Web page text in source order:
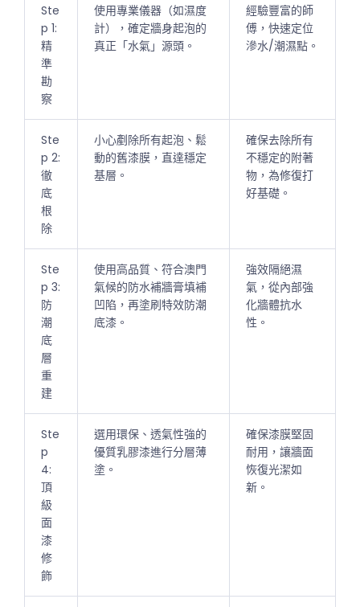
Ste
p 1:
精
準
勘
察
使用專業儀器（如濕度
計），確定牆身起泡的
真正「水氣」源頭。
經驗豐富的師
傅，快速定位
滲水/潮濕點。
Ste
p 2:
徹
底
根
除
小心剷除所有起泡、鬆
動的舊漆膜，直達穩定
基層。
確保去除所有
不穩定的附著
物，為修復打
好基礎。
Ste
p 3:
防
潮
底
層
重
建
使用高品質、符合澳門
氣候的防水補牆膏填補
凹陷，再塗刷特效防潮
底漆。
強效隔絕濕
氣，從內部強
化牆體抗水
性。
Ste
p
4:
頂
級
面
漆
修
飾
選用環保、透氣性強的
優質乳膠漆進行分層薄
塗。
確保漆膜堅固
耐用，讓牆面
恢復光潔如
新。